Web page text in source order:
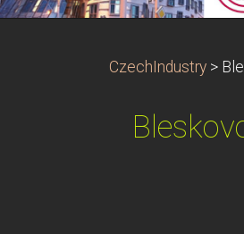
CzechIndustry >